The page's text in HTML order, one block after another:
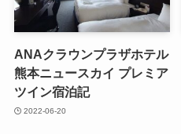
ANAクラウンプラザホテル
熊本ニュースカイ プレミア
ツイン宿泊記
2022-06-20